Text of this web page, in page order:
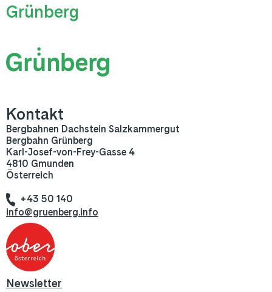
Grünberg
Kontakt
Bergbahnen Dachstein Salzkammergut
Bergbahn Grünberg
Karl-Josef-von-Frey-Gasse 4
4810 Gmunden
Österreich
+43 50 140
info@gruenberg.info
Newsletter